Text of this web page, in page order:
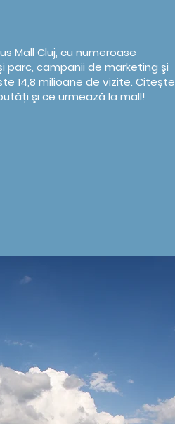
Mall Cluj, cu numeroase
parc, campanii de marketing şi
14,8 milioane de vizite. Citește
şi ce urmează la mall!